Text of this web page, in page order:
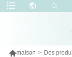
maison > Des